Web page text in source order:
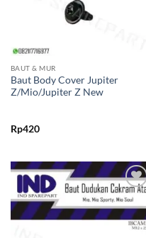
BAUT & MUR
Baut Body Cover Jupiter
Z/Mio/Jupiter Z New
Rp420
Tambahkan
ke Wishlist